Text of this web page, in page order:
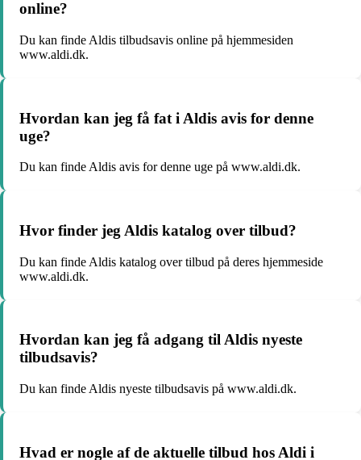
online?
Du kan finde Aldis tilbudsavis online på hjemmesiden
www.aldi.dk.
Hvordan kan jeg få fat i Aldis avis for denne
uge?
Du kan finde Aldis avis for denne uge på www.aldi.dk.
Hvor finder jeg Aldis katalog over tilbud?
Du kan finde Aldis katalog over tilbud på deres hjemmeside
www.aldi.dk.
Hvordan kan jeg få adgang til Aldis nyeste
tilbudsavis?
Du kan finde Aldis nyeste tilbudsavis på www.aldi.dk.
Hvad er nogle af de aktuelle tilbud hos Aldi i